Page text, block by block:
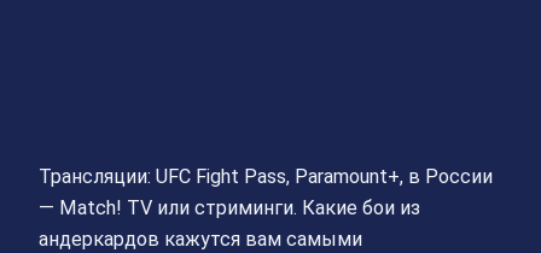
Трансляции: UFC Fight Pass, Paramount+, в России
— Match! TV или стриминги. Какие бои из
андеркардов кажутся вам самыми